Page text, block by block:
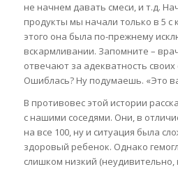
не начнем давать смеси, и т.д.
продукты мы начали только в 5 с
этого она была по-прежнему
вскармливании. Запомните –
отвечают за адекватность своих
Ошиблась? Ну подумаешь. «Это
В противовес этой истории
с нашими соседями. Они, в
на все 100, ну и ситуация была
здоровый ребенок. Однако
слишком низкий (неудивительно,